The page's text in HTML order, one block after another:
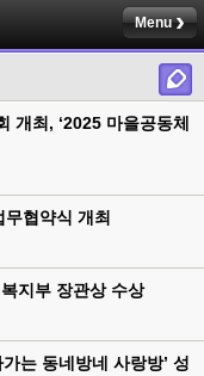
Menu
개최, ‘2025 마을공동체
협약식 개최
지부 장관상 수상
는 동네방네 사랑방’ 성